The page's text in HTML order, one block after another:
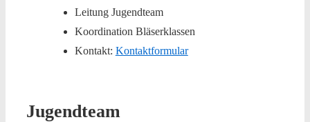
Leitung Jugendteam
Koordination Bläserklassen
Kontakt: Kontaktformular
Jugendteam